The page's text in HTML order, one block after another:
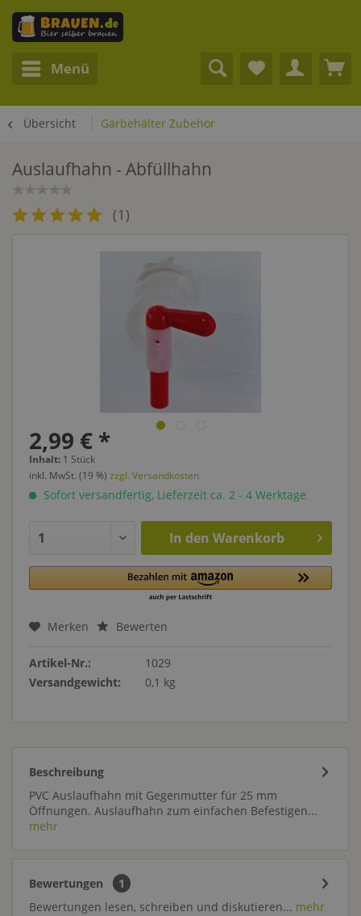
Menü
Übersicht Gärbehälter Zubehör
Auslaufhahn - Abfüllhahn
(1 )
2,99 € *
Inhalt: 1 Stück
inkl. MwSt. (19 %) zzgl. Versandkosten
Sofort versandfertig, Lieferzeit ca. 2 - 4 Werktage
In den Warenkorb
Merken Bewerten
Artikel-Nr.:
1029
Versandgewicht:
0,1 kg
Beschreibung
PVC Auslaufhahn mit Gegenmutter für 25 mm
Öffnungen. Auslaufhahn zum einfachen Befestigen...
mehr
Bewertungen
1
Bewertungen lesen, schreiben und diskutieren... mehr